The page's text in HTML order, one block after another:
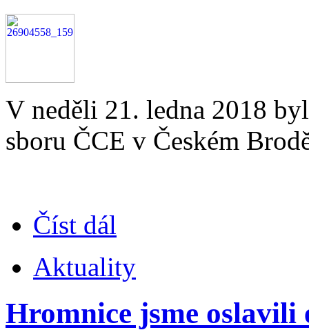
V neděli 21. ledna 2018
sboru ČCE v Českém
Číst dál
Aktuality
Hromnice jsme oslavili